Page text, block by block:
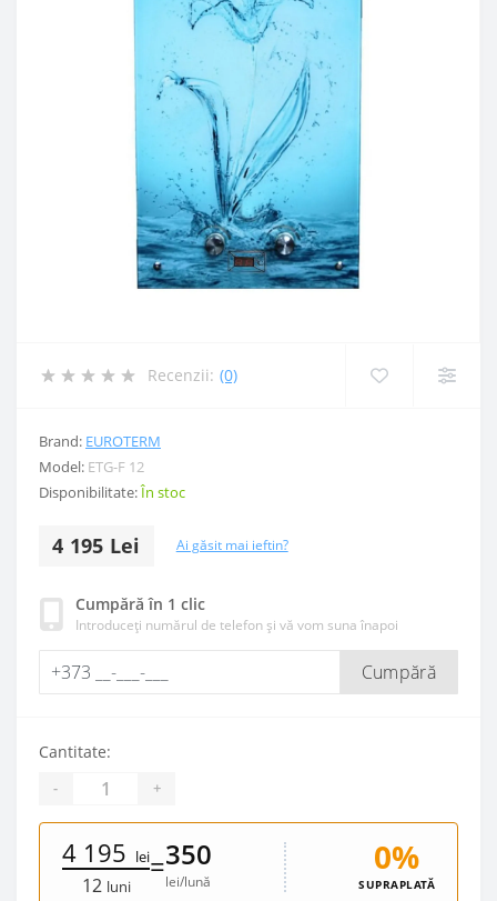
Recenzii: (0)
Brand: EUROTERM
Model: ETG-F 12
Disponibilitate:În stoc
4 195 Lei Ai găsit mai ieftin?
Cumpără în 1 clic
Introduceți numărul de telefon și vă vom suna înapoi
Cumpără
Cantitate:
- +
4 195 lei
12 luni
=350
lei/lună
0%
SUPRAPLATĂ